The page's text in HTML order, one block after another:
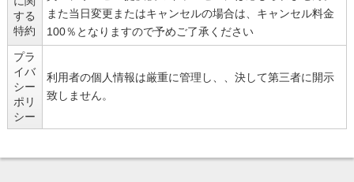
する
特約
また当日変更またはキャンセルの場合は、キャンセル料金
100％となりますので予めご了承ください
プラ
イバ
シー
ポリ
シー
利用者の個人情報は厳重に管理し、、決して第三者に開示
致しません。